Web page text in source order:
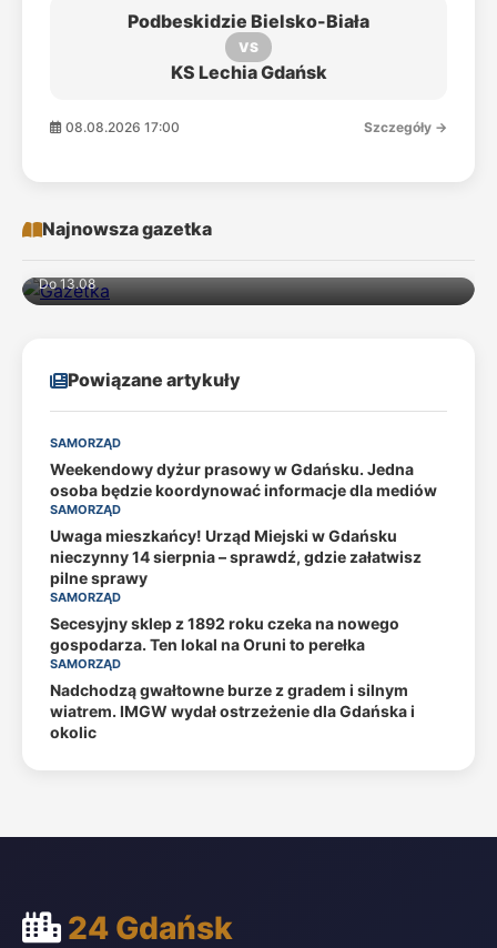
Podbeskidzie Bielsko-Biała
VS
KS Lechia Gdańsk
08.08.2026 17:00 Szczegóły →
Najnowsza gazetka
Do 13.08
Powiązane artykuły
SAMORZĄD
Weekendowy dyżur prasowy w Gdańsku. Jedna
osoba będzie koordynować informacje dla mediów
SAMORZĄD
Uwaga mieszkańcy! Urząd Miejski w Gdańsku
nieczynny 14 sierpnia – sprawdź, gdzie załatwisz
pilne sprawy
SAMORZĄD
Secesyjny sklep z 1892 roku czeka na nowego
gospodarza. Ten lokal na Oruni to perełka
SAMORZĄD
Nadchodzą gwałtowne burze z gradem i silnym
wiatrem. IMGW wydał ostrzeżenie dla Gdańska i
okolic
24 Gdańsk